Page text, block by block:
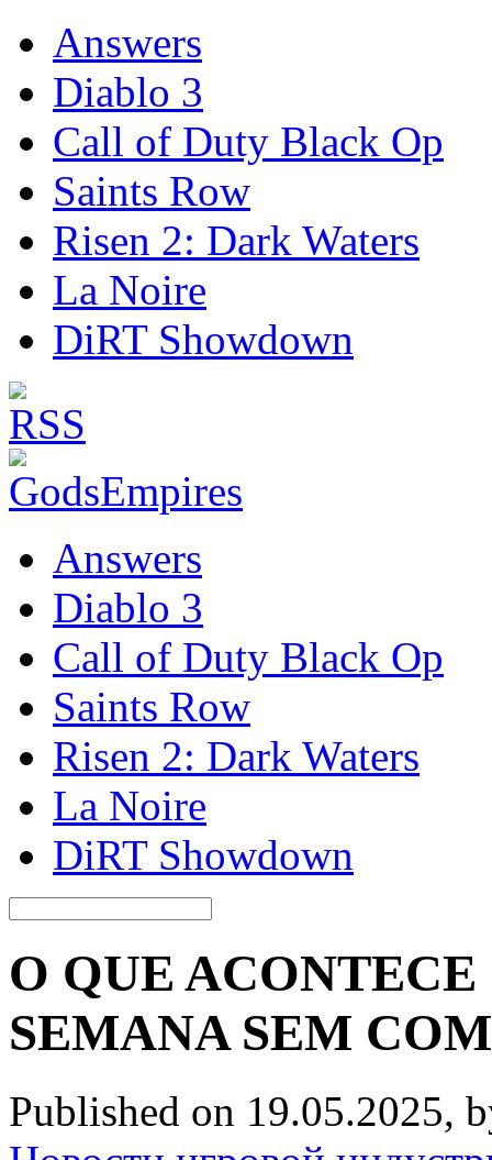
Answers
Diablo 3
Call of Duty Black Op
Saints Row
Risen 2: Dark Waters
La Noire
DiRT Showdown
Answers
Diablo 3
Call of Duty Black Op
Saints Row
Risen 2: Dark Waters
La Noire
DiRT Showdown
O QUE
SEMANA SEM
Published on 19.05.2025,